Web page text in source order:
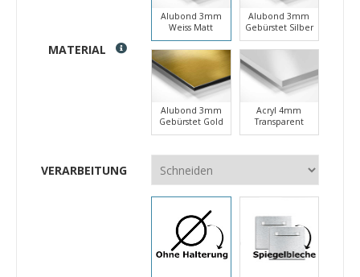
MATERIAL
Alubond 3mm
Weiss Matt
Alubond 3mm
Gebürstet Silber
Alubond 3mm
Gebürstet Gold
Acryl 4mm
Transparent
VERARBEITUNG